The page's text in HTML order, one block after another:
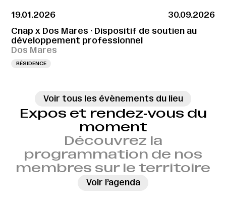
19.01.2026
30.09.2026
Cnap x Dos Mares · Dispositif de soutien au
développement professionnel
Dos Mares
RÉSIDENCE
Voir tous les évènements du lieu
Expos et rendez‑vous du
moment
Découvrez la
programmation de nos
membres sur le territoire
Voir l’agenda